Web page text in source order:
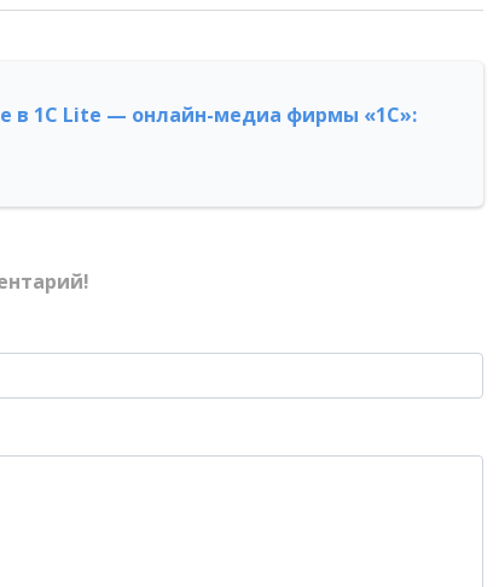
в 1С Lite — онлайн-медиа фирмы «1С»: